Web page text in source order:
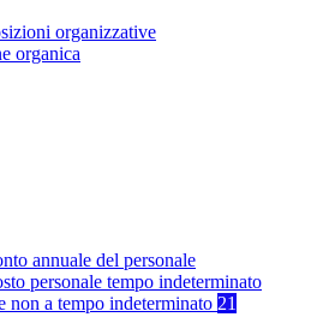
organizzative
organica
annuale del personale
personale tempo indeterminato
non a tempo indeterminato 21